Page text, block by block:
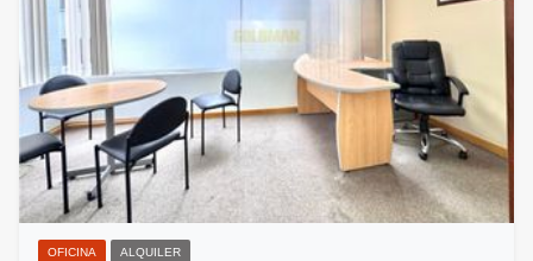
OFICINA ALQUILER